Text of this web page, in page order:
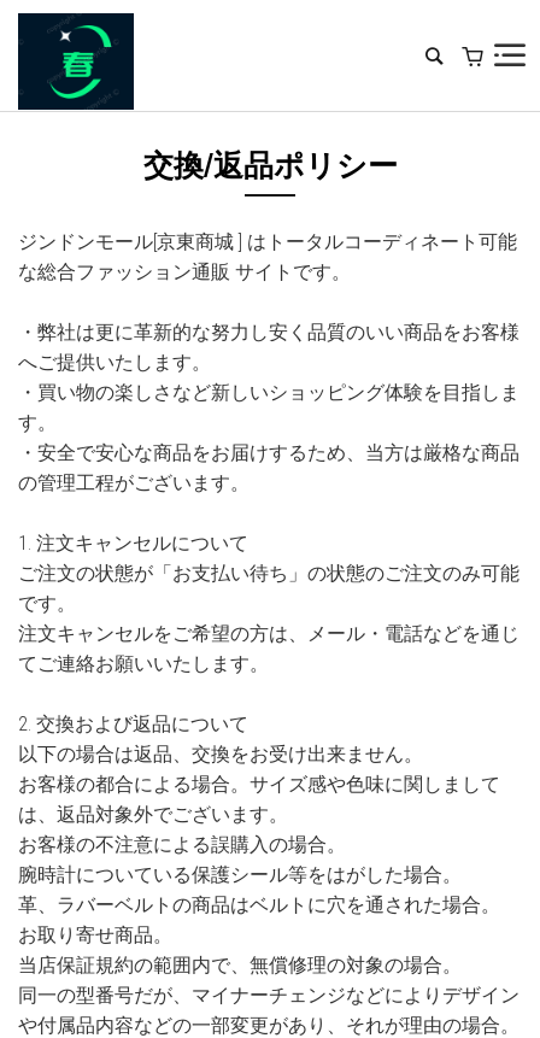
交換/返品ポリシー
ジンドンモール[京東商城 ] はトータルコーディネート可能
な総合ファッション通販 サイトです。
・弊社は更に革新的な努力し安く品質のいい商品をお客様
へご提供いたします。
・買い物の楽しさなど新しいショッピング体験を目指しま
す。
・安全で安心な商品をお届けするため、当方は厳格な商品
の管理工程がございます。
1. 注文キャンセルについて
ご注文の状態が「お支払い待ち」の状態のご注文のみ可能
です。
注文キャンセルをご希望の方は、メール・電話などを通じ
てご連絡お願いいたします。
2. 交換および返品について
以下の場合は返品、交換をお受け出来ません。
お客様の都合による場合。サイズ感や色味に関しまして
は、返品対象外でございます。
お客様の不注意による誤購入の場合。
腕時計についている保護シール等をはがした場合。
革、ラバーベルトの商品はベルトに穴を通された場合。
お取り寄せ商品。
当店保証規約の範囲内で、無償修理の対象の場合。
同一の型番号だが、マイナーチェンジなどによりデザイン
や付属品内容などの一部変更があり、それが理由の場合。